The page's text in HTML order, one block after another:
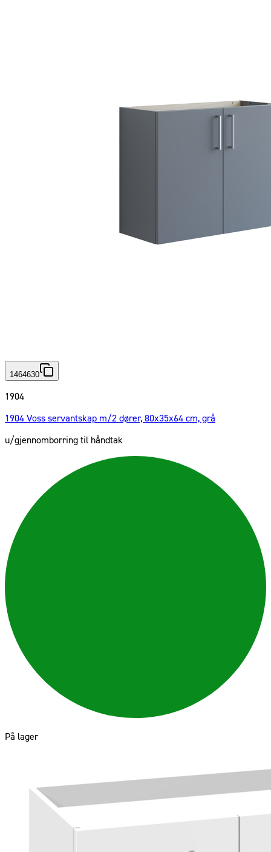
1464630
1904
1904 Voss servantskap m/2 dører, 80x35x64 cm, grå
u/gjennomborring til håndtak
På lager